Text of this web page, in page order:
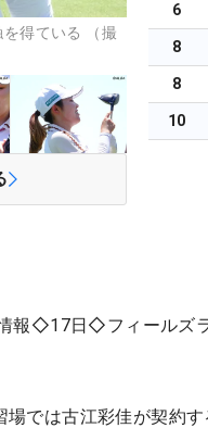
得ている （撮
6
8
8
10
報◇17日◇フィールズ
では古江彩佳が契約